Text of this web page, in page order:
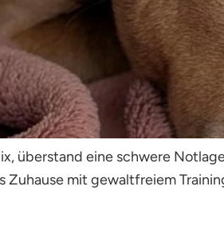
überstand eine schwere
mit gewaltfreiem